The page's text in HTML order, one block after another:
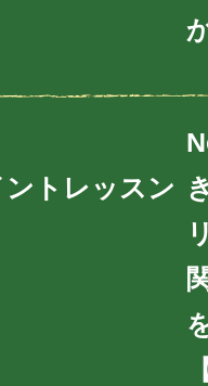
トレッスン